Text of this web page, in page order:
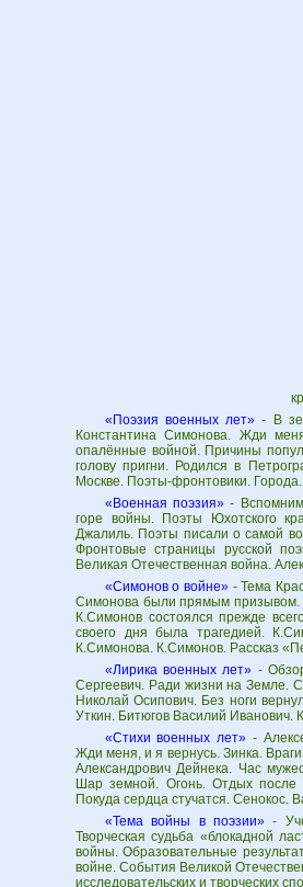
«Поэзия военных лет» - В
Константина Симонова. Жди
опалённые войной. Причины
голову пригни. Родился в
Москве. Поэты-фронтовики.
«Военная поэзия»- Вспомним
горе войны. Поэты Юхотского
Джалиль. Поэты писали о самой
Фронтовые страницы русской
Великая Отечественная война.
«Симонов о войне» - Тема
Симонова были прямым призывом.
К.Симонов состоялся прежде
своего дня была трагедией.
К.Симонова. К.Симонов. Рассказ
«Лирика военных лет» -
Сергеевич. Ради жизни на Земле.
Николай Осипович. Без ноги
Уткин. Битюгов Василий Иванович.
«Стихи военных лет» -
Жди меня, и я вернусь. Зинка.
Александрович Дейнека. Час
Шар земной. Огонь. Отдых
Покуда сердца стучатся. Сенокос.
«Тема войны в поэзии»-
Творческая судьба «блокадной
войны. Образовательные
войне. События Великой
исследовательских и творческих